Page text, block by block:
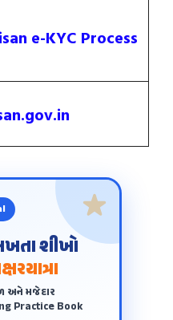
e-KYC Process
શીખો
અને મજેદાર
Practice Book